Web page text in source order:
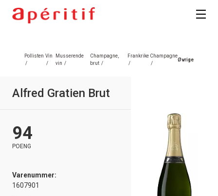
tilsendt.
Pollisten
/
Vin
/
Musserende
vin /
Champagne,
brut /
Frankrike
/
Champagne
/
Øvrige
Alfred Gratien Brut
94
POENG
Varenummer:
1607901